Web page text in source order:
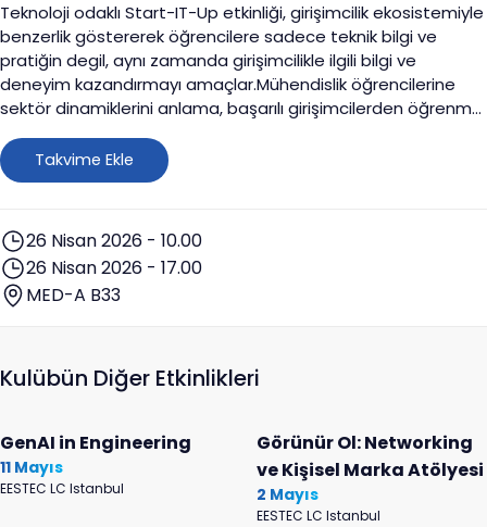
Teknoloji odaklı Start-IT-Up etkinliği, girişimcilik ekosistemiyle
benzerlik göstererek öğrencilere sadece teknik bilgi ve
pratiğin degil, aynı zamanda girişimcilikle ilgili bilgi ve
deneyim kazandırmayı amaçlar.Mühendislik öğrencilerine
sektör dinamiklerini anlama, başarılı girişimcilerden öğrenme
ve network oluşturma fırsatı sunar.
Takvime Ekle
26 Nisan 2026 - 10.00
26 Nisan 2026 - 17.00
MED-A B33
Kulübün Diğer Etkinlikleri
GenAI in Engineering
11 Mayıs
EESTEC LC Istanbul
Görünür Ol: Networking
ve Kişisel Marka Atölyesi
2 Mayıs
EESTEC LC Istanbul